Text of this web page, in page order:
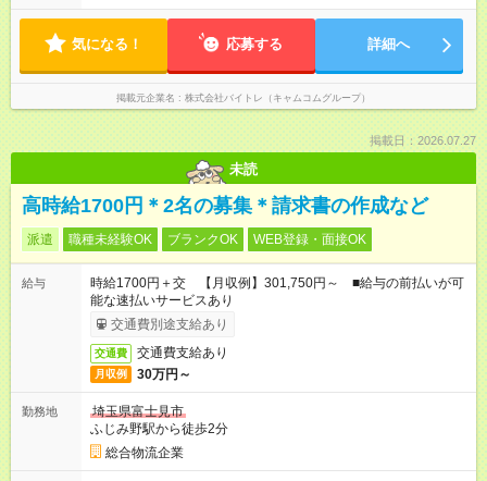
気になる！ 応募する 詳細へ
掲載元企業名 株式会社バイトレ（キャムコムグループ）
掲載日：2026.07.27
未読
高時給1700円＊2名の募集＊請求書の作成など
派遣 職種未経験OK ブランクOK WEB登録・面接OK
給与
時給1700円＋交 【月収例】301,750円～ ■給与の前払いが可
能な速払いサービスあり
交通費別途支給あり
交通費 交通費支給あり
月収例 30万円～
勤務地
埼玉県富士見市
ふじみ野駅から徒歩2分
総合物流企業